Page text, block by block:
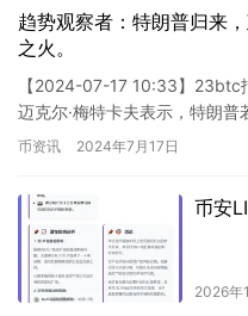
趋势观察者：特朗普归来
之火。
【2024-07-17 10:33】23btc
迈克尔·梅特卡夫表示，特朗
任。2016年通胀一直低迷，预
币资讯 2024年7月17日
币安
2026年